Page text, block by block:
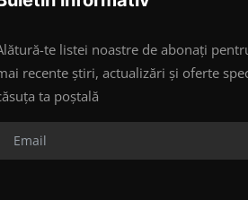
te listei noastre de abonați
recente știri, actualizări și oferte
ta poștală